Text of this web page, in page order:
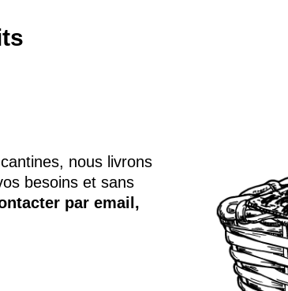
nous livrons
besoins et sans
paremail,